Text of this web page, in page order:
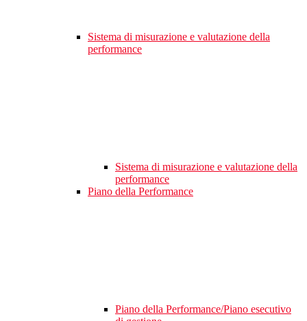
Sistema di misurazione e valutazione della
performance
Sistema di misurazione e valutazione della
performance
Piano della Performance
Piano della Performance/Piano esecutivo